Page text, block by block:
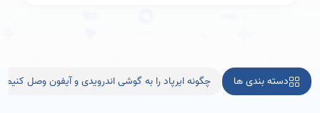
دسته بندی ها چگونه ایرپاد را به گوشی اندرویدی و آیفون وصل کنیم